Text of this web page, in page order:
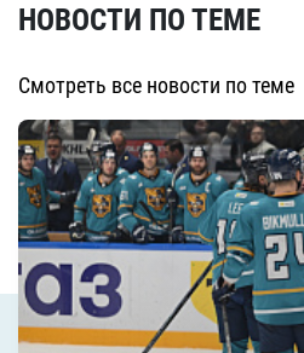
НОВОСТИ ПО ТЕМЕ
Смотреть все новости по теме